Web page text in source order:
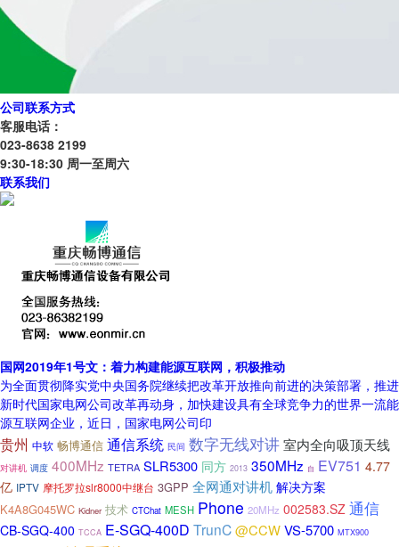
公司联系方式
客服电话：
023-8638 2199
9:30-18:30 周一至周六
联系我们
国网2019年1号文：着力构建能源互联网，积极推动
为全面贯彻降实党中央国务院继续把改革开放推向前进的决策部署，推进
新时代国家电网公司改革再动身，加快建设具有全球竞争力的世界一流能
源互联网企业，近日，国家电网公司印
贵州 中软 畅博通信 通信系统 民间 数字无线对讲室内全向吸顶天线
对讲机 调度 400MHz TETRA SLR5300 同方 2013 350MHz 自 EV751 4.77
亿 IPTV 摩托罗拉slr8000中继台 3GPP 全网通对讲机 解决方案
K4A8G045WC Kidner 技术 CTChat MESH Phone 20MHz 002583.SZ 通信
CB-SGQ-400 TCCA E-SGQ-400D TrunC@CCWVS-5700 MTX900